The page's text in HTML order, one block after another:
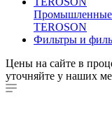
Промышленные
TEROSON
Фильтры и
Цены на сайте в
уточняйте у наших